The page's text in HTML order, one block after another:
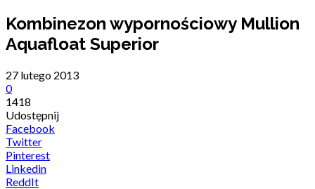
Kombinezon wypornościowy Mullion
Aquafloat Superior
27 lutego 2013
0
1418
Udostępnij
Facebook
Twitter
Pinterest
Linkedin
ReddIt